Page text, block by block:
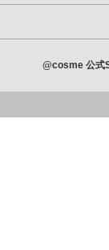
@cosme 公式